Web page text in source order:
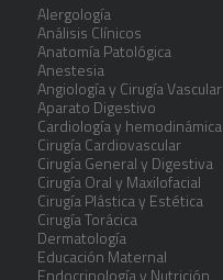
Alergología
Análisis Clínicos
Anatomía Patológica
Anestesia
Angiología y Cirugía Vascular
Aparato Digestivo
Cardiología y hemodinámica
Cirugía Cardiovascular
Cirugía General y Digestiva
Cirugía Oral y Maxilofacial
Cirugía Plástica y Estética
Cirugía Torácica
Dermatología
Educación Maternal
Endocrinología y Nutrición